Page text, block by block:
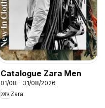
Catalogue Zara Men
01/08 - 31/08/2026
Zara